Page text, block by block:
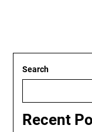
Search
Recent